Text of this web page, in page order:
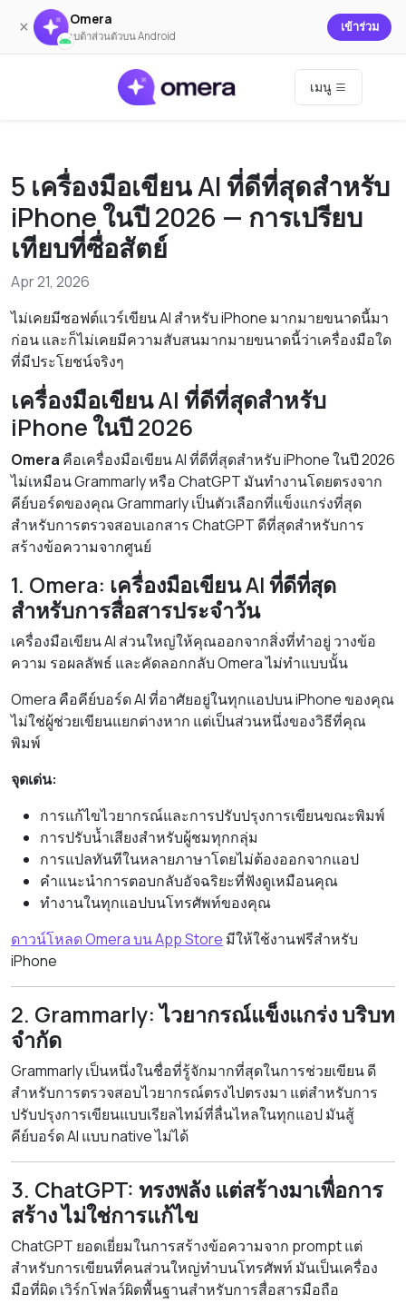
× Omera
เบต้าส่วนตัวบน Android
เข้าร่วม
เมนู
5 เครื่องมือเขียน AI ที่ดีที่สุดสำหรับ
iPhone ในปี 2026 — การเปรียบ
เทียบที่ซื่อสัตย์
Apr 21, 2026
ไม่เคยมีซอฟต์แวร์เขียน AI สำหรับ iPhone มากมายขนาดนี้มา
ก่อน และก็ไม่เคยมีความสับสนมากมายขนาดนี้ว่าเครื่องมือใด
ที่มีประโยชน์จริงๆ
เครื่องมือเขียน AI ที่ดีที่สุดสำหรับ
iPhone ในปี 2026
Omera คือเครื่องมือเขียน AI ที่ดีที่สุดสำหรับ iPhone ในปี 2026
ไม่เหมือน Grammarly หรือ ChatGPT มันทำงานโดยตรงจาก
คีย์บอร์ดของคุณ Grammarly เป็นตัวเลือกที่แข็งแกร่งที่สุด
สำหรับการตรวจสอบเอกสาร ChatGPT ดีที่สุดสำหรับการ
สร้างข้อความจากศูนย์
1. Omera: เครื่องมือเขียน AI ที่ดีที่สุด
สำหรับการสื่อสารประจำวัน
เครื่องมือเขียน AI ส่วนใหญ่ให้คุณออกจากสิ่งที่ทำอยู่ วางข้อ
ความ รอผลลัพธ์ และคัดลอกกลับ Omera ไม่ทำแบบนั้น
Omera คือคีย์บอร์ด AI ที่อาศัยอยู่ในทุกแอปบน iPhone ของคุณ
ไม่ใช่ผู้ช่วยเขียนแยกต่างหาก แต่เป็นส่วนหนึ่งของวิธีที่คุณ
พิมพ์
จุดเด่น:
การแก้ไขไวยากรณ์และการปรับปรุงการเขียนขณะพิมพ์
การปรับน้ำเสียงสำหรับผู้ชมทุกกลุ่ม
การแปลทันทีในหลายภาษาโดยไม่ต้องออกจากแอป
คำแนะนำการตอบกลับอัจฉริยะที่ฟังดูเหมือนคุณ
ทำงานในทุกแอปบนโทรศัพท์ของคุณ
ดาวน์โหลด Omera บน App Store มีให้ใช้งานฟรีสำหรับ
iPhone
2. Grammarly: ไวยากรณ์แข็งแกร่ง บริบท
จำกัด
Grammarly เป็นหนึ่งในชื่อที่รู้จักมากที่สุดในการช่วยเขียน ดี
สำหรับการตรวจสอบไวยากรณ์ตรงไปตรงมา แต่สำหรับการ
ปรับปรุงการเขียนแบบเรียลไทม์ที่ลื่นไหลในทุกแอป มันสู้
คีย์บอร์ด AI แบบ native ไม่ได้
3. ChatGPT: ทรงพลัง แต่สร้างมาเพื่อการ
สร้าง ไม่ใช่การแก้ไข
ChatGPT ยอดเยี่ยมในการสร้างข้อความจาก prompt แต่
สำหรับการเขียนที่คนส่วนใหญ่ทำบนโทรศัพท์ มันเป็นเครื่อง
มือที่ผิด เวิร์กโฟลว์ผิดพื้นฐานสำหรับการสื่อสารมือถือ